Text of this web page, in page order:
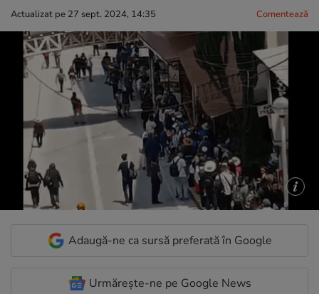
Actualizat pe 27 sept. 2024, 14:35 Comentează
Adaugă-ne ca sursă preferată în Google
Urmărește-ne pe Google News